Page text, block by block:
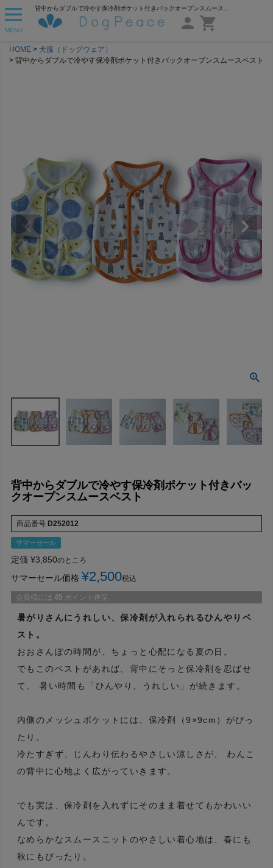
MENU
HOME
犬服（ドッグウェア）
背中からダブルで冷やす保冷剤ポケット付きバックオープンスムースベスト
背中からダブルで冷やす保冷剤ポケット付きバッ
クオープンスムースベスト
商品番号 D252012
サマーセール
定価 ¥3,850のところ
サマーセール価格 ¥2,500税込
会員様には 45 ポイント進呈
暑がりさんにうれしい、保冷剤が入れられるひんやりベ
スト。
おおさんぽの時間が、ちょっと心配になる夏の日。
でもこのベストがあれば、背中にそっと保冷剤を忍ばせ
て、 暑い時間も「ひんやり、うれしい」が続きます。
内側のメッシュポケットには、保冷剤（9×9cm）がぴっ
たり。
冷たすぎず、じんわり伝わるやさしい涼しさが、 わんこ
の背中に心地よく広がっていきます。
でも実は、保冷剤を入れずにそのまま着せてもかわいい
んです。
なめらかなスムースニットのやさしい着心地は、春にも
秋にもぴったり。